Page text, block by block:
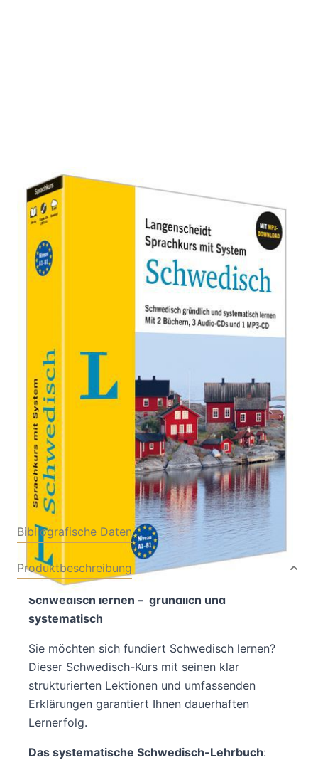
Langenscheidt Schwedisch mit
System
Zur Wunschliste hinzufügen
Schwedisch gründlich und systematisch lernen. Mit
2 Büchern, 3 Audio-CDs, 1 MP3-CD und MP3-
Verlag: Langenscheidt
bei PONS Langenscheidt
GmbH
10.02.2025
Buch 288 Seiten
Softcover
ISBN: 978-3-12563638-
5
Bibliografische Daten
Produktbeschreibung
Schwedisch lernen – gründlich und
systematisch
Sie möchten sich fundiert Schwedisch lernen?
Dieser Schwedisch-Kurs mit seinen klar
strukturierten Lektionen und umfassenden
Erklärungen garantiert Ihnen dauerhaften
Lernerfolg.
Das systematische Schwedisch-Lehrbuch: